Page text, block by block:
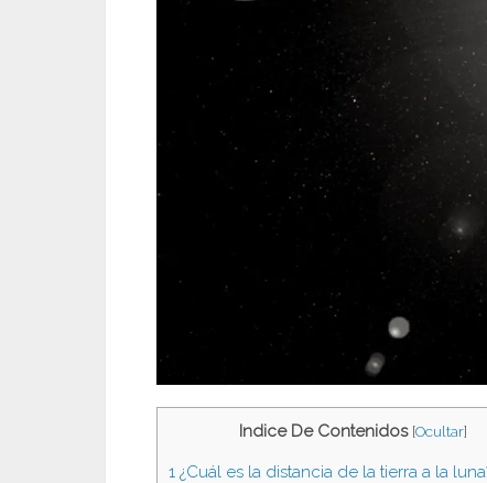
Indice De Contenidos [Ocultar]
1 ¿Cuál es la distancia de la tierra a la